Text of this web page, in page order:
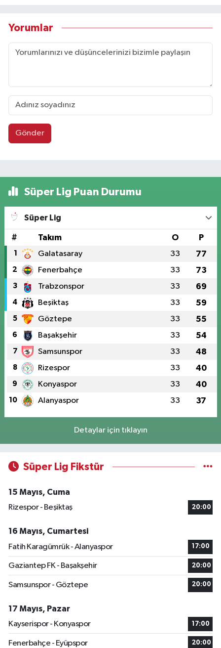
Yorumlar
Gönder
Süper Lig Puan Durumu
Süper Lig
# Takım O P
1 Galatasaray 33 77
2 Fenerbahçe 33 73
3 Trabzonspor 33 69
4 Beşiktaş 33 59
5 Göztepe 33 55
6 Başakşehir 33 54
7 Samsunspor 33 48
8 Rizespor 33 40
9 Konyaspor 33 40
10 Alanyaspor 33 37
Detaylar için tıklayın
Süper Lig Fikstür
15 Mayıs, Cuma
Rizespor - Beşiktaş
20:00
16 Mayıs, Cumartesi
Fatih Karagümrük - Alanyaspor
17:00
Gaziantep FK - Başakşehir 20:00
Samsunspor - Göztepe 20:00
17 Mayıs, Pazar
Kayserispor - Konyaspor
17:00
Fenerbahçe - Eyüpspor 20:00